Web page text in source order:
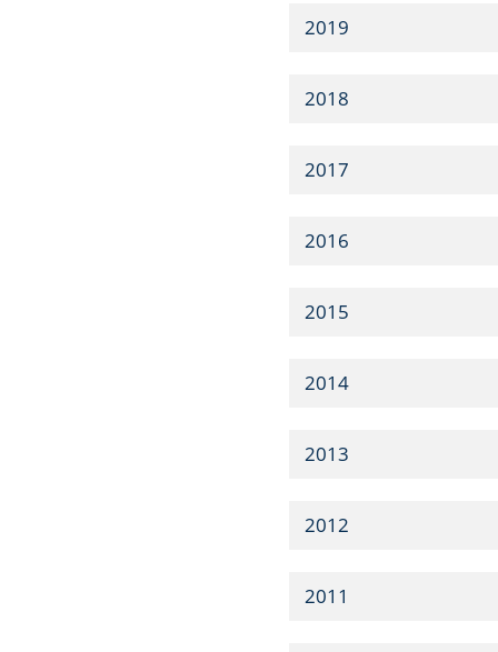
2019
2018
2017
2016
2015
2014
2013
2012
2011